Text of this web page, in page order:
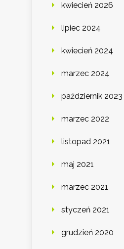
kwiecień 2026
lipiec 2024
kwiecień 2024
marzec 2024
październik 2023
marzec 2022
listopad 2021
maj 2021
marzec 2021
styczeń 2021
grudzień 2020